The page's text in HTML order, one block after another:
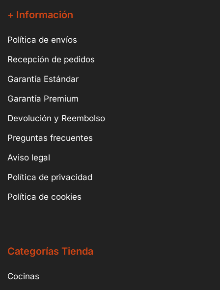
+ Información
Política de envíos
Recepción de pedidos
Garantía Estándar
Garantía Premium
Devolución y Reembolso
Preguntas frecuentes
Aviso legal
Política de privacidad
Política de cookies
Categorías Tienda
Cocinas